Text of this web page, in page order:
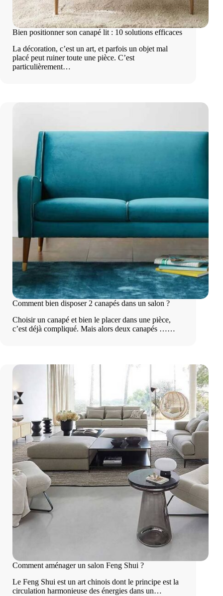
Bien positionner son canapé lit : 10 solutions efficaces
La décoration, c’est un art, et parfois un objet mal
placé peut ruiner toute une pièce. C’est
particulièrement…
Comment bien disposer 2 canapés dans un salon ?
Choisir un canapé et bien le placer dans une pièce,
c’est déjà compliqué. Mais alors deux canapés ……
Comment aménager un salon Feng Shui ?
Le Feng Shui est un art chinois dont le principe est la
circulation harmonieuse des énergies dans un…